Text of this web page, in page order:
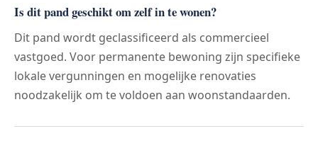
Is dit pand geschikt om zelf in te wonen?
Dit pand wordt geclassificeerd als commercieel
vastgoed. Voor permanente bewoning zijn specifieke
lokale vergunningen en mogelijke renovaties
noodzakelijk om te voldoen aan woonstandaarden.